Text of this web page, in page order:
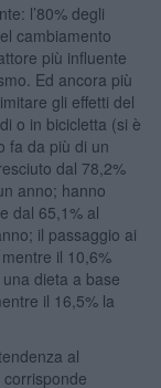
l’80% degli
cambiamento
più influente
Ed ancora più
gli effetti del
o in bicicletta (si è
fa da più di un
dal 78,2%
anno; hanno
dal 65,1% al
il passaggio ai
il 10,6%
dieta a base
il 16,5% la
al